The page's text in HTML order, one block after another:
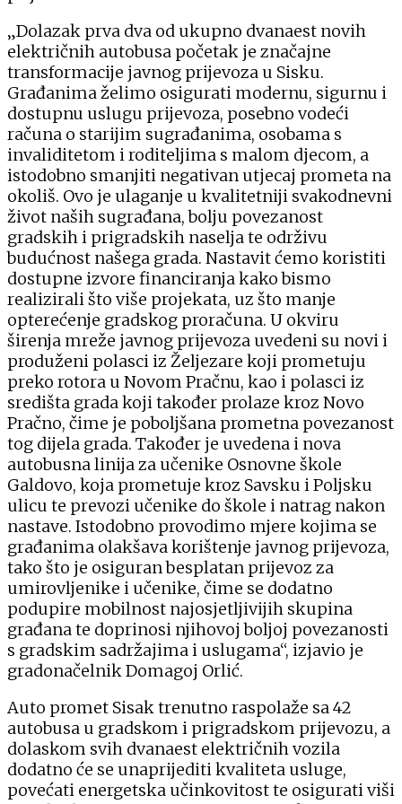
„Dolazak prva dva od ukupno dvanaest novih
električnih autobusa početak je značajne
transformacije javnog prijevoza u Sisku.
Građanima želimo osigurati modernu, sigurnu i
dostupnu uslugu prijevoza, posebno vodeći
računa o starijim sugrađanima, osobama s
invaliditetom i roditeljima s malom djecom, a
istodobno smanjiti negativan utjecaj prometa na
okoliš. Ovo je ulaganje u kvalitetniji svakodnevni
život naših sugrađana, bolju povezanost
gradskih i prigradskih naselja te održivu
budućnost našega grada. Nastavit ćemo koristiti
dostupne izvore financiranja kako bismo
realizirali što više projekata, uz što manje
opterećenje gradskog proračuna. U okviru
širenja mreže javnog prijevoza uvedeni su novi i
produženi polasci iz Željezare koji prometuju
preko rotora u Novom Pračnu, kao i polasci iz
središta grada koji također prolaze kroz Novo
Pračno, čime je poboljšana prometna povezanost
tog dijela grada. Također je uvedena i nova
autobusna linija za učenike Osnovne škole
Galdovo, koja prometuje kroz Savsku i Poljsku
ulicu te prevozi učenike do škole i natrag nakon
nastave. Istodobno provodimo mjere kojima se
građanima olakšava korištenje javnog prijevoza,
tako što je osiguran besplatan prijevoz za
umirovljenike i učenike, čime se dodatno
podupire mobilnost najosjetljivijih skupina
građana te doprinosi njihovoj boljoj povezanosti
s gradskim sadržajima i uslugama“, izjavio je
gradonačelnik Domagoj Orlić.
Auto promet Sisak trenutno raspolaže sa 42
autobusa u gradskom i prigradskom prijevozu, a
dolaskom svih dvanaest električnih vozila
dodatno će se unaprijediti kvaliteta usluge,
povećati energetska učinkovitost te osigurati viši